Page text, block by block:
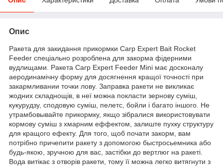
Опис
Ракета для закидання прикормки Carp Expert Bait Rocket
Feeder спеціально розроблена для закорма фідерними
вудлищами. Ракета Carp Expert Feeder Mini має досконалу
аеродинамічну форму для досягнення кращої точності при
закармливании точки лову. Заправка ракети не викликає
жодних складнощів, в неї можна покласти зернову суміш,
кукурудзу, сподовую суміш, пелетс, бойли і багато іншого. Не
утрамбовывайте прикормку, якщо зібралися використовувати
кормову суміш з хмарним еффектом, залиште пухку структуру
для кращого ефекту. Для того, щоб почати закорм, вам
потрібно причепити ракету з допомогою быстросьемника або
будь-якою, зручною для вас, застібки до вертлюг на ракеті.
Вода витікає з отворів ракети, тому її можна легко витягнути з